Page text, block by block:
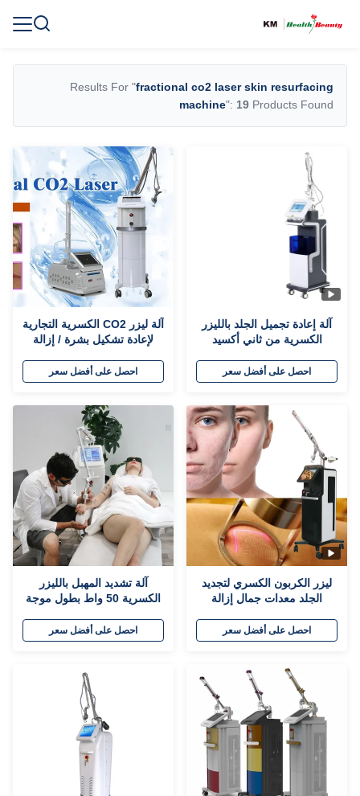
Results For "fractional co2 laser skin resurfacing
machine": 19 Products Found
آلة إعادة تجميل الجلد بالليزر
الكسرية من ثاني أكسيد
الشباب / إزالة الندوب
احصل على أفضل سعر
آلة ليزر CO2 الكسرية التجارية
لإعادة تشكيل بشرة / إزالة
احصل على أفضل سعر
ليزر الكربون الكسري لتجديد
الجلد معدات جمال إزالة
احصل على أفضل سعر
آلة تشديد المهبل بالليزر
الكسرية 50 واط بطول موجة
احصل على أفضل سعر